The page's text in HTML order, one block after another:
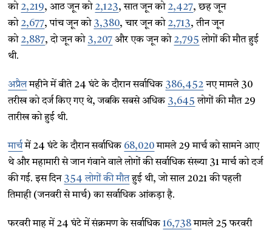
को 2,219, आठ जून को 2,123, सात जून को 2,427, छह जून
को 2,677, पांच जून को 3,380, चार जून को 2,713, तीन जून
को 2,887, दो जून को 3,207 और एक जून को 2,795 लोगों की मौत हुई
थी.
अप्रैलमहीने में बीते 24 घंटे के दौरान सर्वाधिक 386,452 नए मामले 30
तरीख को दर्ज किए गए थे, जबकि सबसे अधिक 3,645 लोगों की मौत 29
तारीख को हुई थी.
मार्चमें 24 घंटे के दौरान सर्वाधिक 68,020मामले 29 मार्च को सामने आए
थे और महामारी से जान गंवाने वाले लोगों की सर्वाधिक संख्या 31 मार्च को दर्ज
की गई. इस दिन 354 लोगों की मौतहुई थी, जो साल 2021 की पहली
तिमाही (जनवरी से मार्च) का सर्वाधिक आंकड़ा है.
फरवरी माह में 24 घंटे में संक्रमण के सर्वाधिक16,738मामले 25 फरवरी